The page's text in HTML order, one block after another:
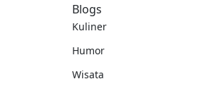
Blogs
Kuliner
Humor
Wisata